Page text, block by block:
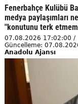
Fenerbahçe Kulübü
medya paylaşımları
"konutunu terk
07.08.2026 17:02:00 /
Güncelleme:
Anadolu Ajansı